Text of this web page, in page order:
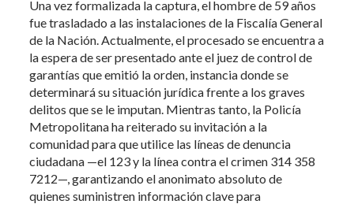
Una vez formalizada la captura, el hombre de 59 años
fue trasladado a las instalaciones de la Fiscalía General
de la Nación. Actualmente, el procesado se encuentra a
la espera de ser presentado ante el juez de control de
garantías que emitió la orden, instancia donde se
determinará su situación jurídica frente a los graves
delitos que se le imputan. Mientras tanto, la Policía
Metropolitana ha reiterado su invitación a la
comunidad para que utilice las líneas de denuncia
ciudadana —el 123 y la línea contra el crimen 314 358
7212—, garantizando el anonimato absoluto de
quienes suministren información clave para